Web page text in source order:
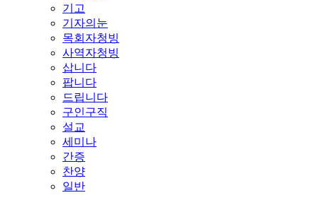
기고
기자의눈
목회자청빙
사역자청빙
삽니다
팝니다
드립니다
구인구직
설교
세미나
간증
찬양
일반